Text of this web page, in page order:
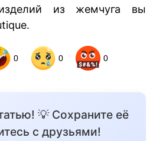
из жемчуга вы
0 0 0
💡 Сохраните её
с друзьями!